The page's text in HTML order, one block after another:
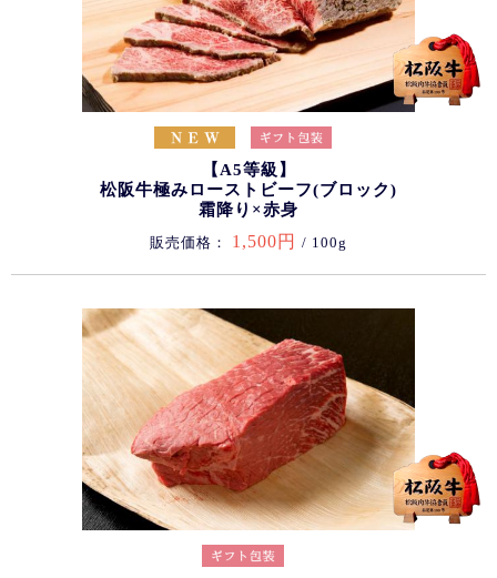
【A5等級】
松阪牛極みローストビーフ(ブロック)
霜降り×赤身
販売価格： 1,500円 / 100g